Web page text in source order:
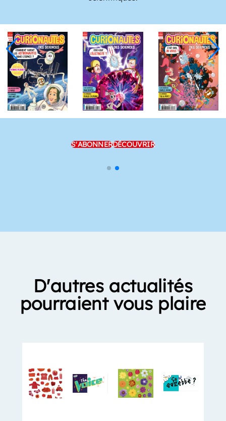
S'ABONNERDÉCOUVRIR
D'autres actualités
pourraient vous plaire